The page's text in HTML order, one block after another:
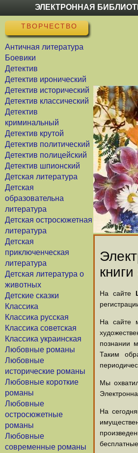
ЭЛЕКТРОННАЯ
ТВОРЧЕСТВО
Античная литература
Боевики
Детектив
Детектив иронический
Детектив исторический
Детектив классический
Детектив
криминальный
Детектив крутой
Детектив политический
Детектив полицейский
Детектив шпионский
Детская литература
Детская
образовательна
литература
Детская остросюжетная
литература
Детская
приключенческая
литература
Детская литература о
животных
Детские сказки
Классика
Классика русская
Классика советская
Классика украинская
Любовные романы
Любовные
исторические романы
Любовные короткие
романы
Любовные
остросюжетные
романы
Любовные
современные романы
На сайте
На сайте
познании
Таким
Мы
На